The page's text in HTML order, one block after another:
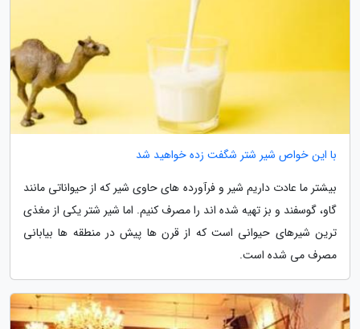
با این خواص شیر شتر شگفت زده خواهید شد
بیشتر ما عادت داریم شیر و فرآورده های حاوی شیر که از حیواناتی مانند
گاو، گوسفند و بز تهیه شده اند را مصرف کنیم. اما شیر شتر یکی از مغذی
ترین شیرهای حیوانی است که از قرن ها پیش در منطقه ها بیابانی
مصرف می شده است.